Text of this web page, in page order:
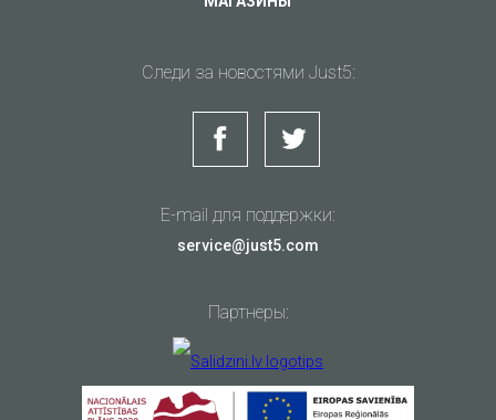
Следи за новостями Just5:
E-mail для поддержки:
service@just5.com
Партнеры: